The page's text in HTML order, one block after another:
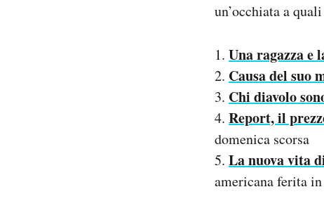
un’occhiata a
1. Una ragazza e
2. Causa del suo
3. Chi diavolo
4. Report, il
domenica scorsa
5. La nuova vita
americana ferita